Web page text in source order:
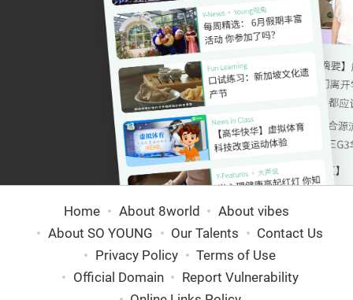
Home About 8world
About vibes
About SO YOUNG
Our Talents
Contact Us
Privacy Policy
Terms of Use
Official Domain
Report Vulnerability